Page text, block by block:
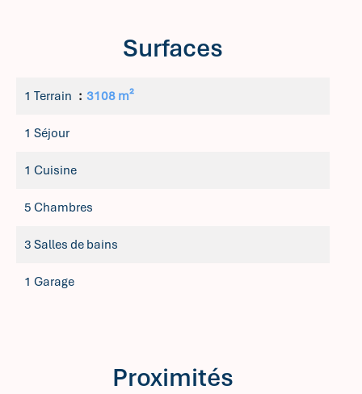
Surfaces
1 Terrain 3108 m²
1 Séjour
1 Cuisine
5 Chambres
3 Salles de bains
1 Garage
Proximités